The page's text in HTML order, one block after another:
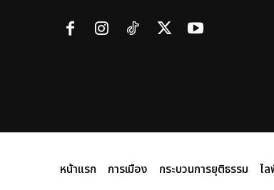
หน้าแรก การเมือง กระบวนการยุติธรรม ไ